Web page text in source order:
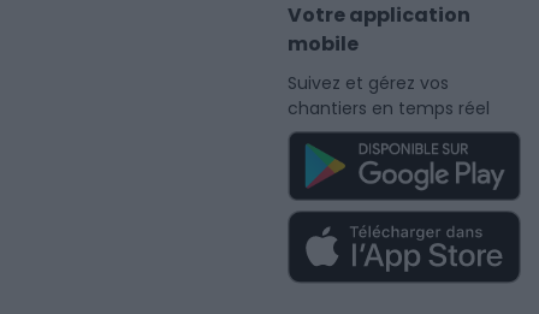
Votre application
mobile
Suivez et gérez vos
chantiers en temps réel